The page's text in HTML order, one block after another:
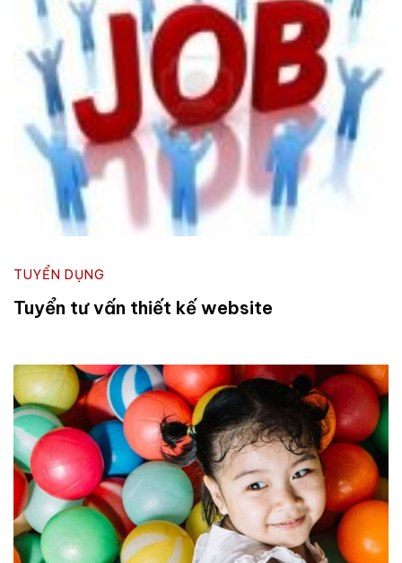
TUYỂN DỤNG
Tuyển tư vấn thiết kế website